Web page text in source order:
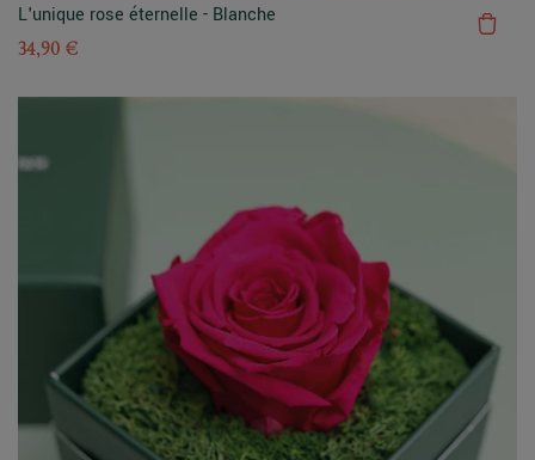
L'unique rose éternelle - Blanche
34,90 €